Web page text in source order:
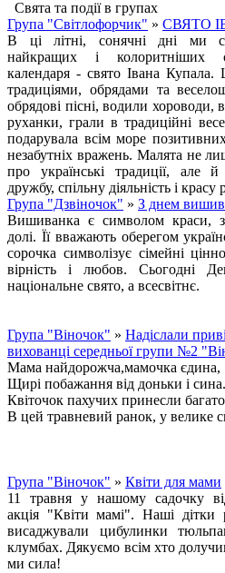
Свята та події в групах
Група "Світлофорчик" » СВЯТО
В ці літні, сонячні дні ми
найкращих і колоритніших
календаря - свято Івана Купала.
традиціями, обрядами та
обрядові пісні, водили хороводи,
руханки, грали в традиційні
подарувала всім море
незабутніх вражень. Малята не
про українські традиції, але
дружбу, спільну діяльність і красу
Група "Дзвіночок" » З днем
Вишиванка є символом краси,
долі. Її вважають оберегом
сорочка символізує сімейні
вірність і любов. Сьогодні
національне свято, а всесвітнє.
Група "Віночок" » Надіслали
вихованці середньої групи №2
Мама найдорожча,мамочка єдина,
Щирі побажання від доньки і сина.
Квіточок пахучих принесли
В цей травневий ранок, у велике
Група "Віночок" » Квіти для мами
11 травня у нашому садочку
акція "Квіти мамі". Наші дітки
висаджували цибулинки
клумбах. Дякуємо всім хто
ми сила!